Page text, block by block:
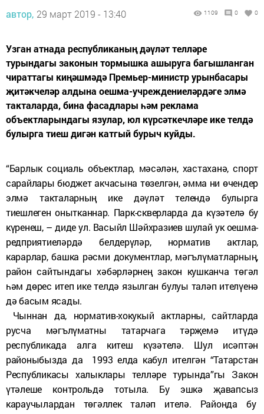
автор, 29 март 2019 - 13:40 1109 0 0
Узган атнада республиканың дәүләт телләре
турындагы законын тормышка ашыруга багышланган
чираттагы киңәшмәдә Премьер-министр урынбасары
җитәкчеләр алдына оешма-учреждениеләрдәге элмә
такталарда, бина фасадлары һәм реклама
объектларындагы язулар, юл күрсәткечләре ике телдә
булырга тиеш дигән катгый бурыч куйды.
“Барлык социаль объектлар, мәсәлән, хастаханә, спорт
сарайлары бюджет акчасына төзелгән, әмма ни өчендер
элмә такталарның ике дәүләт телендә булырга
тиешлеген онытканнар. Парк-скверларда да күзәтелә бу
күренеш, – диде ул. Васыйл Шәйхразиев шулай ук оешма-
редприятиеләрдә белдерүләр, норматив актлар,
карарлар, башка рәсми документлар, мәгълүматларның,
район сайтындагы хәбәрләрнең закон кушканча төгәл
һәм дөрес итеп ике телдә язылган булуы таләп ителүенә
дә басым ясады.
Чыннан да, норматив-хокукый актларны, сайтларда
русча мәгълүматны татарчага тәрҗемә итүдә
республикада алга китеш күзәтелә. Шул исәптән
районыбызда да 1993 елда кабул ителгән “Татарстан
Республикасы халыклары телләре турында”гы Закон
үтәлеше контрольдә тотыла. Бу эшкә җавапсыз
караучылардан төгәллек таләп ителә. Районда бу